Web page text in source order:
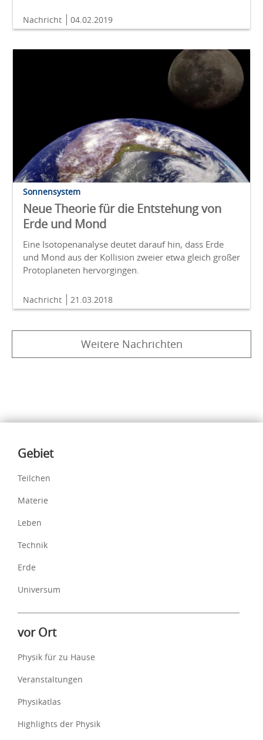
Nachricht 04.02.2019
Sonnensystem
Neue Theorie für die Entstehung von
Erde und Mond
Eine Isotopenanalyse deutet darauf hin, dass Erde
und Mond aus der Kollision zweier etwa gleich großer
Protoplaneten hervorgingen.
Nachricht 21.03.2018
Weitere Nachrichten
Inhalte
Gebiet
Teilchen
Materie
Leben
Technik
Erde
Universum
vor Ort
Physik für zu Hause
Veranstaltungen
Physikatlas
Highlights der Physik